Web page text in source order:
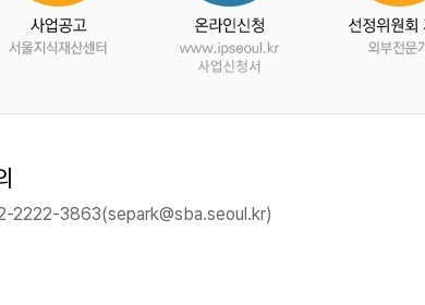
2222-3863(separk@sba.seoul.kr)